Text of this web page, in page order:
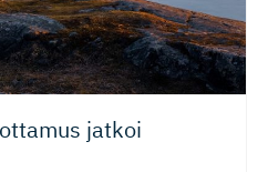
jatkoi